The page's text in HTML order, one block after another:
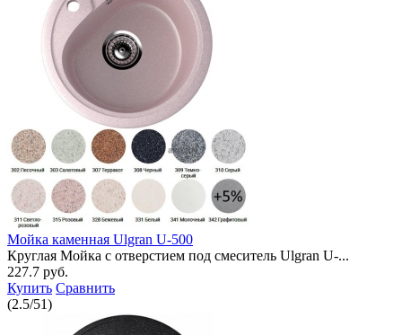
Мойка каменная Ulgran U-500
Круглая Мойка с отверстием под смеситель Ulgran U-...
227.7 руб.
Купить Сравнить
(2.5/51)